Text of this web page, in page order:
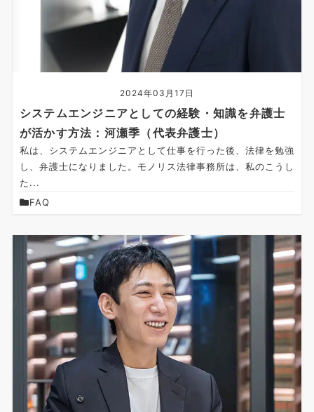
2024年03月17日
システムエンジニアとしての経験・知識を弁護士
が活かす方法：河瀬季（代表弁護士）
私は、システムエンジニアとして仕事を行った後、法律を勉強
し、弁護士になりました。モノリス法律事務所は、私のこうし
た...
FAQ